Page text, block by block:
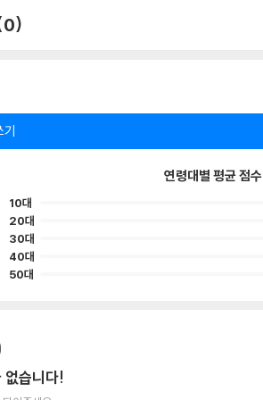
기
연령대별 평균 점수
10대
20대
30대
40대
50대
없습니다!